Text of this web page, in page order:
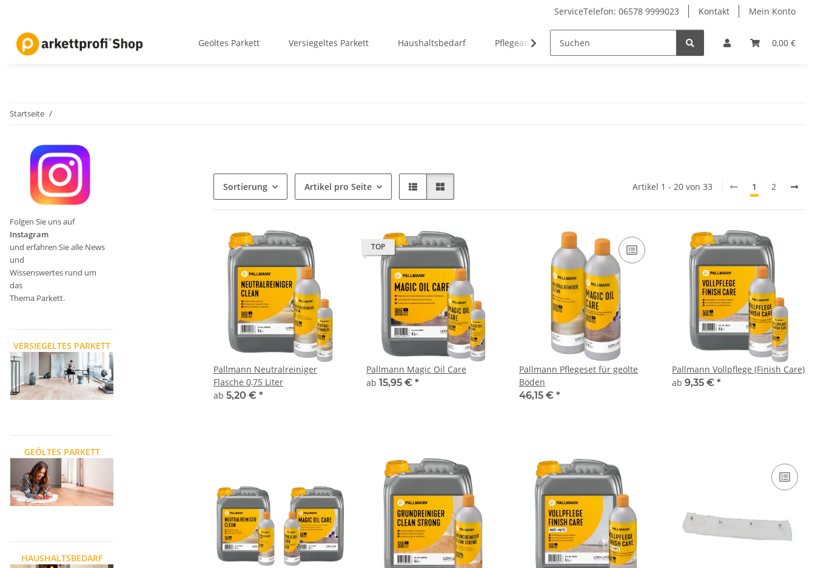
ServiceTelefon: 06578 9999023 Kontakt Mein Konto
0,00 €
Geöltes Parkett Versiegeltes Parkett Haushaltsbedarf Pflegeanweisungen
Startseite
Sortierung Artikel pro Seite Artikel 1 - 20 von 33 1 2
Pallmann Neutralreiniger
Flasche 0,75 Liter
ab 5,20 € *
TOP
Pallmann Magic Oil Care
ab 15,95 € *
Pallmann Pflegeset für geölte
Böden
46,15 € *
Pallmann Vollpflege (Finish Care)
ab 9,35 € *
Folgen Sie uns auf
Instagram
und erfahren Sie alle News
und
Wissenswertes rund um
das
Thema Parkett.
VERSIEGELTES PARKETT
GEÖLTES PARKETT
HAUSHALTSBEDARF